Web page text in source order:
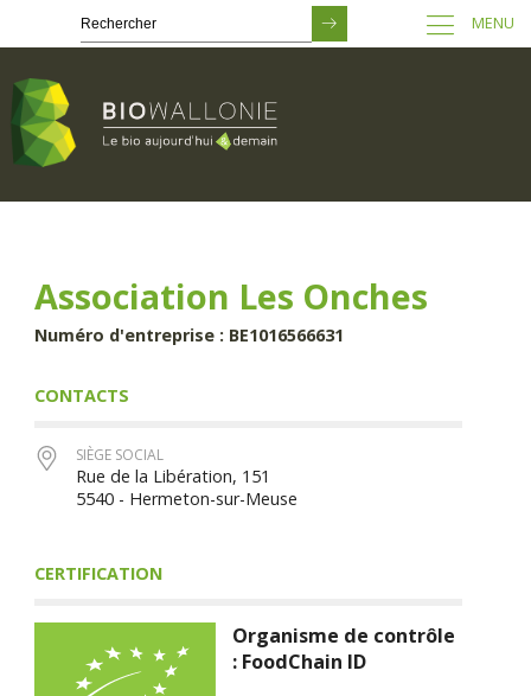
principal
MENU
Association Les Onches
Numéro d'entreprise : BE1016566631
CONTACTS
SIÈGE SOCIAL
Rue de la Libération, 151
5540 - Hermeton-sur-Meuse
CERTIFICATION
Organisme de contrôle
: FoodChain ID